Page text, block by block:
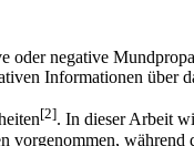
negative
Informationen über
[2]. In dieser Arbeit